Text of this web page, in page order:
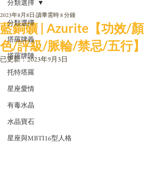
分類選擇
塔羅牌義
塔羅牌陣
托特塔羅
星座愛情
有毒水晶
水晶寶石
星座與MBTI16型人格
分類選擇
藍銅礦 | Azurite【功效/顏
色/評級/脈輪/禁忌/五行】
2023年8月8日 讀畢需時 8 分鐘
已更新：2023年9月3日